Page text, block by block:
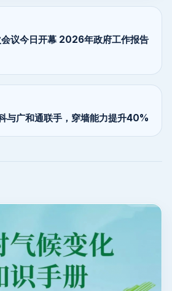
议今日开幕 2026年政府工作报告
与广和通联手，穿墙能力提升40%